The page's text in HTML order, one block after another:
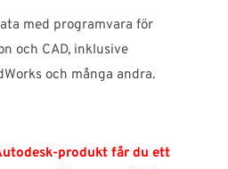
med programvara för
och CAD, inklusive
och många andra.
produkt får du ett